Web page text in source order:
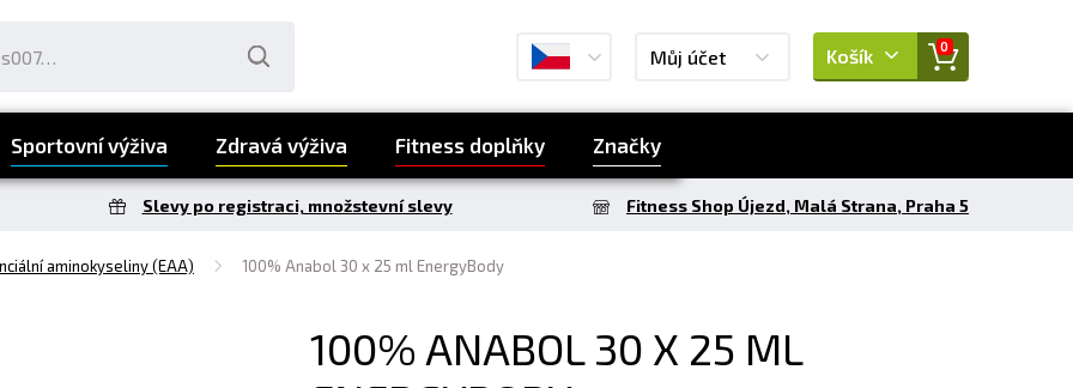
Můj účet Košík 0
Sportovní výživa Zdravá výživa Fitness doplňky Značky
Slevy po registraci, množstevní slevy Fitness Shop Újezd, Malá Strana, Praha 5
aminokyseliny (EAA) 100% Anabol 30 x 25 ml EnergyBody
100% ANABOL 30 X 25 ML